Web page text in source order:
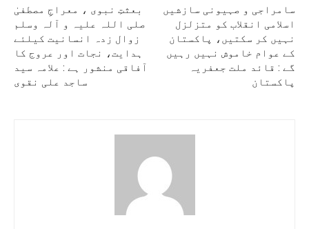
بعثتِ نبوی ، معراجِ مصطفیٰ
صلی اللہ علیہ و آلہ وسلم
زوال زدہ انسانیت کیلئے
ہدایت، نجات اور عروج کا
آفاقی منشور ہے : علامہ سید
ساجد علی نقوی
سامراجی و صہیونی سازشیں
اسلامی انقلاب کو متزلزل
نہیں کر سکتیں، پاکستان
کے عوام خاموش نہیں رہیں
گے : قائد ملت جعفریہ
پاکستان